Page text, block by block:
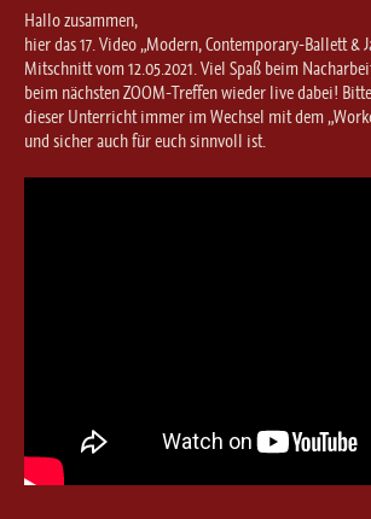
Steptanz
Urban Dance
Hallo zusammen,
hier das 17. Video „Modern, Contemporary-Ballett &
Mitschnitt vom 12.05.2021. Viel Spaß beim
beim nächsten ZOOM-Treffen wieder live dabei!
dieser Unterricht immer im Wechsel mit dem
und sicher auch für euch sinnvoll ist.